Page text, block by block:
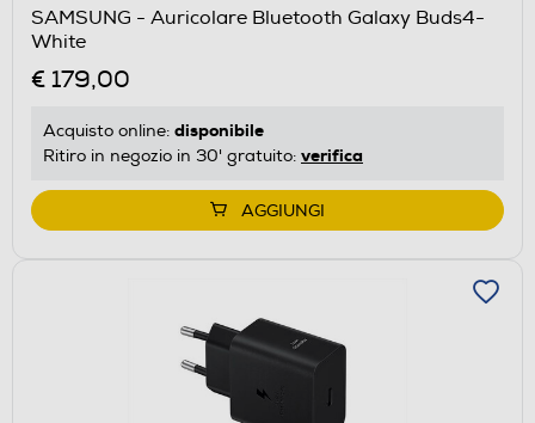
SAMSUNG - Auricolare Bluetooth Galaxy Buds4-
White
€ 179,00
Acquisto online: disponibile
Ritiro in negozio in 30' gratuito: verifica
AGGIUNGI